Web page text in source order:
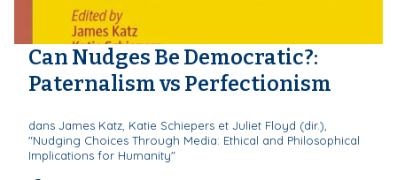
Can Nudges Be Democratic?:
Paternalism vs Perfectionism
dans James Katz, Katie Schiepers et Juliet Floyd (dir.),
"Nudging Choices Through Media: Ethical and Philosophical
Implications for Humanity"